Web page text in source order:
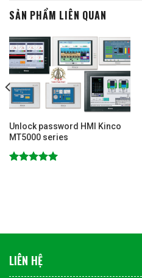
SẢN PHẨM LIÊN QUAN
Unlock password HMI Kinco
MT5000 series
LIÊN HỆ